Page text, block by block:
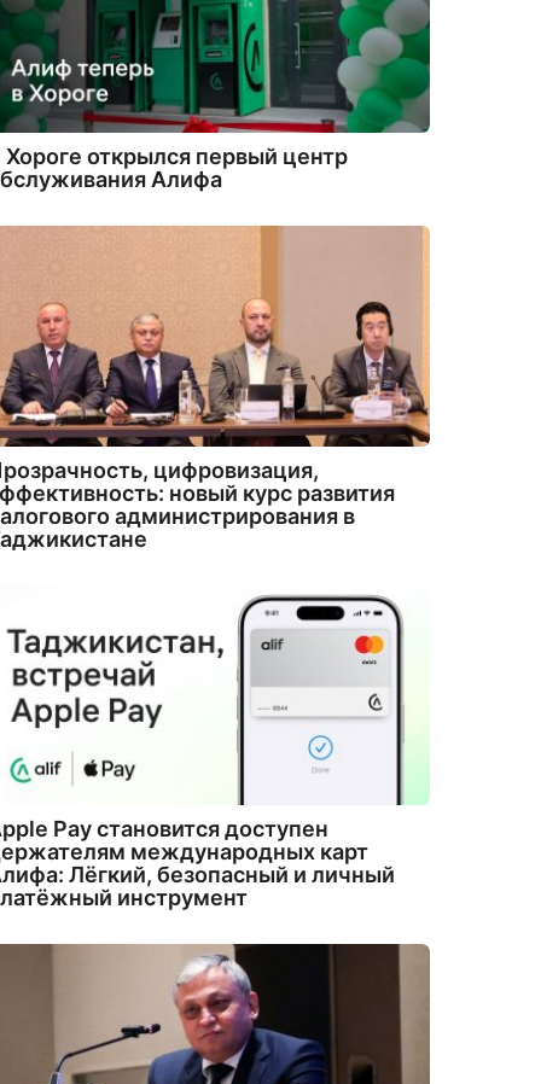
Хороге открылся первый центр
Алифа
цифровизация,
новый курс развития
администрирования в
Pay становится доступен
международных карт
Лёгкий, безопасный и личный
инструмент